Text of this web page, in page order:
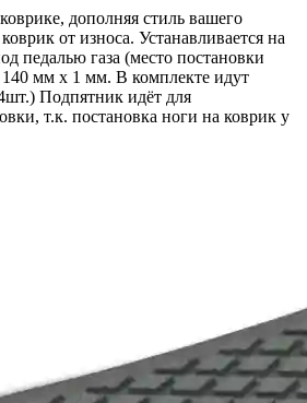
дополняя стиль вашего
от износа. Устанавливается на
педалью газа (место постановки
мм x 1 мм. В комплекте идут
Подпятник идёт для
т.к. постановка ноги на коврик у